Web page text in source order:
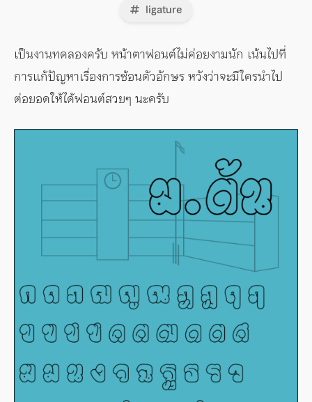
ligature
เป็นงานทดลองครับ หน้าตาฟอนต์ไม่ค่อยงามนัก เน้นไปที่
การแก้ปัญหาเรื่องการซ้อนตัวอักษร หวังว่าจะมีใครนำไป
ต่อยอดให้ได้ฟอนต์สวยๆ นะครับ